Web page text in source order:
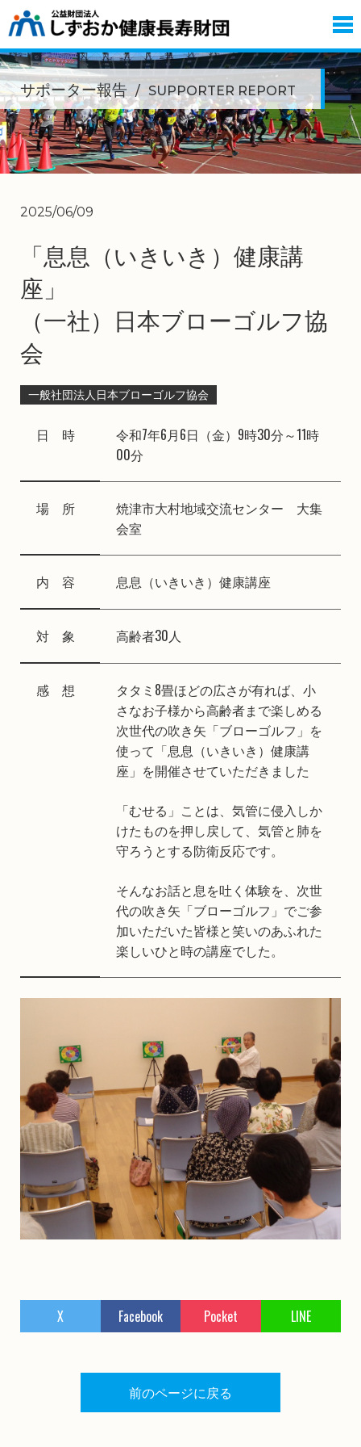
サポーター報告 SUPPORTER REPORT
2025/06/09
「息息（いきいき）健康講
座
（一社）日本ブローゴルフ協
会
一般社団法人日本ブローゴルフ協会
日 時
令和7年6月6日（金）9時30分～11時
00分
場 所
焼津市大村地域交流センター 大集
会室
内 容 息息（いきいき）健康講座
対 象 高齢者30人
感 想
タタミ8畳ほどの広さが有れば、小
さなお子様から高齢者まで楽しめる
次世代の吹き矢「ブローゴルフ」を
使って「息息（いきいき）健康講
座」を開催させていただきました
「むせる」ことは、気管に侵入しか
けたものを押し戻して、気管と肺を
守ろうとする防衛反応です。
そんなお話と息を吐く体験を、次世
代の吹き矢「ブローゴルフ」でご参
加いただいた皆様と笑いのあふれた
楽しいひと時の講座でした。
X Facebook Pocket LINE
前のページに戻る